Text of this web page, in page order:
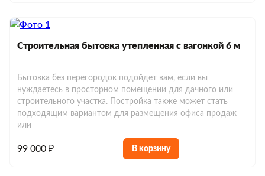
Строительная бытовка утепленная с вагонкой 6 м
Бытовка без перегородок подойдет вам, если вы
нуждаетесь в просторном помещении для дачного или
строительного участка. Постройка также может стать
подходящим вариантом для размещения офиса продаж
или
99 000 ₽ В корзину